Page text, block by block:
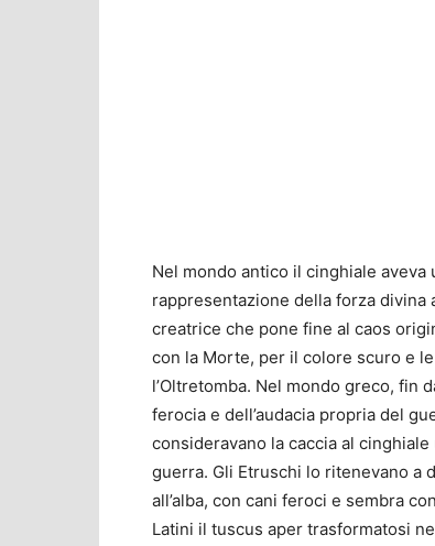
Nel mondo antico il cinghiale
rappresentazione della forza divina
creatrice che pone fine al caos
con la Morte, per il colore scuro e
l’Oltretomba. Nel mondo greco, fin
ferocia e dell’audacia propria del
consideravano la caccia al
guerra. Gli Etruschi lo ritenevano a
all’alba, con cani feroci e sembra
Latini il tuscus aper trasformatosi